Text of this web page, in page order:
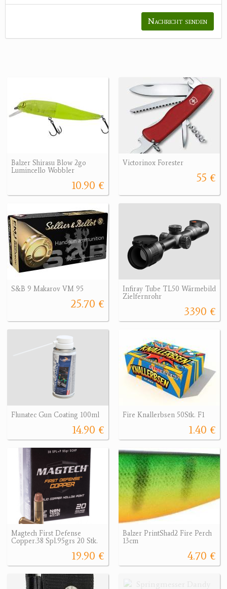
Nachricht senden
Balzer Shirasu Blow 2go
Lumincello Wobbler
10.90 €
Victorinox Forester
55 €
S&B 9 Makarov VM 95
25.70 €
Infiray Tube TL50 Wärmebild
Zielfernrohr
3390 €
Flunatec Gun Coating 100ml
14.90 €
Fire Knallerbsen 50Stk. F1
1.40 €
Magtech First Defense
Copper.38 Spl.95grs 20 Stk.
19.90 €
Balzer PrintShad2 Fire Perch
13cm
4.70 €